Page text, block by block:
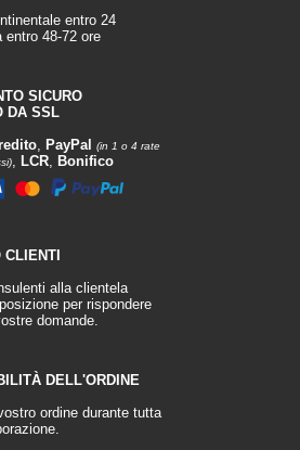
entro 24
entro 48-72 ore
SICURO
DA SSL
, PayPal
(in 1 o 4 rate
, LCR, Bonifico
alla clientela
per rispondere
domande.
DELL'ORDINE
ordine durante tutta